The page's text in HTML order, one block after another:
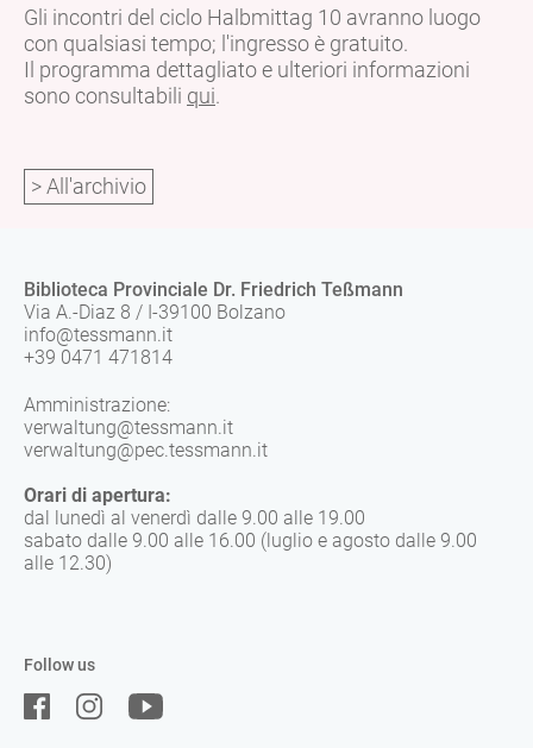
Gli incontri del ciclo Halbmittag 10 avranno luogo
con qualsiasi tempo; l'ingresso è gratuito.
Il programma dettagliato e ulteriori informazioni
sono consultabili qui.
> All'archivio
Biblioteca Provinciale Dr. Friedrich Teßmann
Via A.-Diaz 8 / I-39100 Bolzano
info@tessmann.it
+39 0471 471814
Follow us
Amministrazione:
verwaltung@tessmann.it
verwaltung@pec.tessmann.it
Orari di apertura:
dal lunedì al venerdì dalle 9.00 alle 19.00
sabato dalle 9.00 alle 16.00 (luglio e agosto dalle 9.00
alle 12.30)